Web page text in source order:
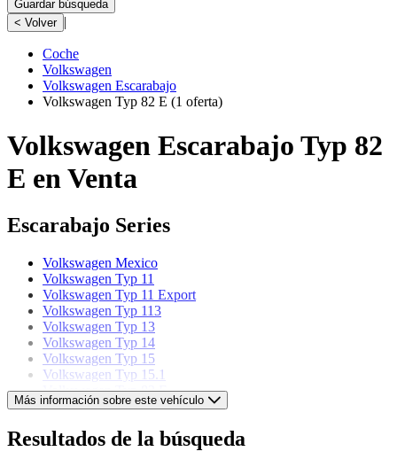
Guardar búsqueda
< Volver |
Coche
Volkswagen
Volkswagen Escarabajo
Volkswagen Typ 82 E (1 oferta)
Volkswagen Escarabajo Typ 82
E en Venta
Escarabajo Series
Volkswagen Mexico
Volkswagen Typ 11
Volkswagen Typ 11 Export
Volkswagen Typ 113
Volkswagen Typ 13
Volkswagen Typ 14
Volkswagen Typ 15
Volkswagen Typ 15.1
Volkswagen Typ 82 E
Volkswagen models
Más información sobre este vehículo
Resultados de la búsqueda